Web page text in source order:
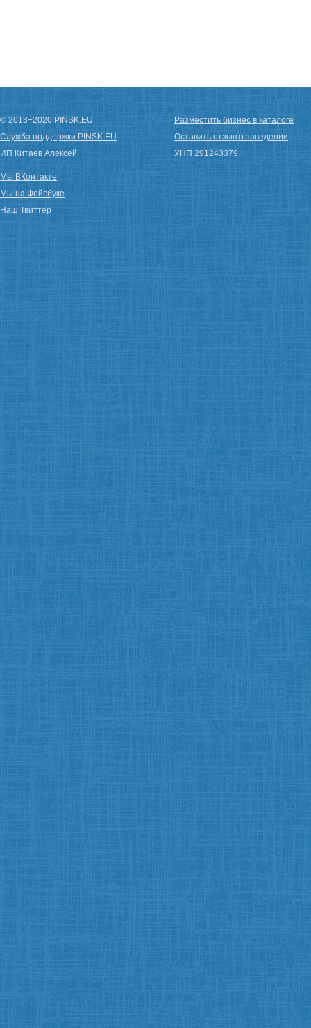
© 2013−2020 PINSK.EU
Служба поддержки PINSK.EU
ИП Китаев Алексей
Разместить бизнес в каталоге
Оставить отзыв о заведении
УНП 291243379
Мы ВКонтакте
Мы на Фейсбуке
Наш Твиттер